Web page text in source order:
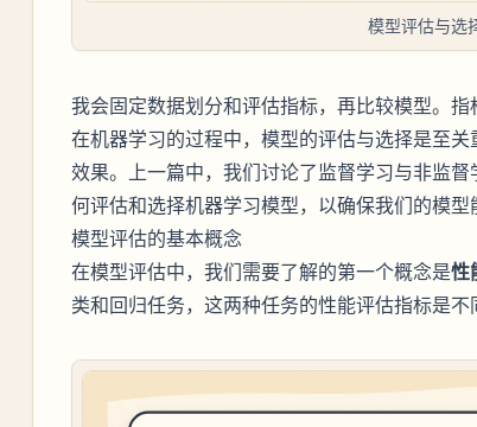
模型评估与选
我会固定数据划分和评估指标，再比较模型。指
在机器学习的过程中，模型的评估与选择是至
效果。上一篇中，我们讨论了监督学习与非监
何评估和选择机器学习模型，以确保我们的模型
模型评估的基本概念
在模型评估中，我们需要了解的第一个概念是性
类和回归任务，这两种任务的性能评估指标是不